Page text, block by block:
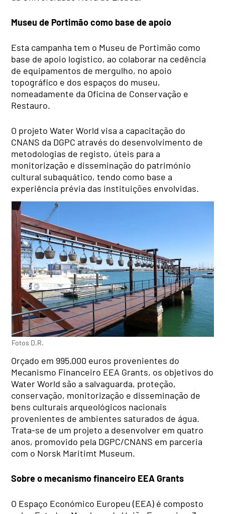
Museu de Portimão como base de apoio
Esta campanha tem o Museu de Portimão como
base de apoio logístico, ao colaborar na cedência
de equipamentos de mergulho, no apoio
topográfico e dos espaços do museu,
nomeadamente da Oficina de Conservação e
Restauro.
O projeto Water World visa a capacitação do
CNANS da DGPC através do desenvolvimento de
metodologias de registo, úteis para a
monitorização e disseminação do património
cultural subaquático, tendo como base a
experiência prévia das instituições envolvidas.
Fotos D.R.
Orçado em 995.000 euros provenientes do
Mecanismo Financeiro EEA Grants, os objetivos do
Water World são a salvaguarda, proteção,
conservação, monitorização e disseminação de
bens culturais arqueológicos nacionais
provenientes de ambientes saturados de água.
Trata-se de um projeto a desenvolver em quatro
anos, promovido pela DGPC/CNANS em parceria
com o Norsk Maritimt Museum.
Sobre o mecanismo financeiro EEA Grants
O Espaço Económico Europeu (EEA) é composto